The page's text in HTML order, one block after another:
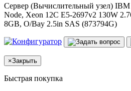
Сервер (Вычислительный узел) IBM
Node, Xeon 12C E5-2697v2 130W
8GB, O/Bay 2.5in SAS (873794G)
×Закрыть
Быстрая покупка